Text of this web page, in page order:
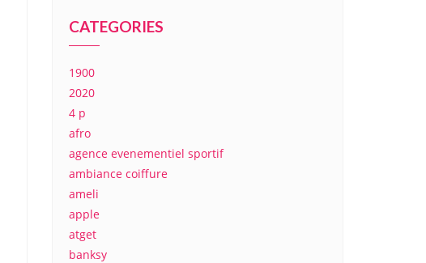
CATEGORIES
1900
2020
4 p
afro
agence evenementiel sportif
ambiance coiffure
ameli
apple
atget
banksy